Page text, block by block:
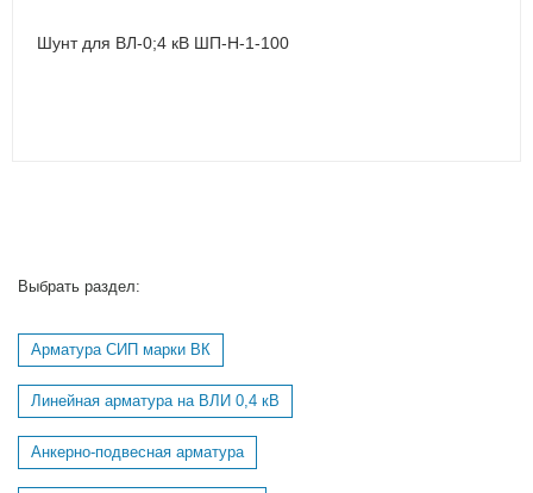
Шунт для ВЛ-0;4 кВ ШП-Н-1-100
Выбрать раздел:
Арматура СИП марки ВК
Линейная арматура на ВЛИ 0,4 кВ
Анкерно-подвесная арматура